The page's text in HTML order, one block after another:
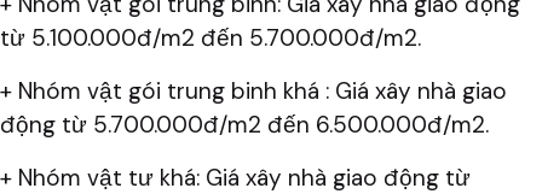
từ 5.100.000đ/m2 đến 5.700.000đ/m2.
+ Nhóm vật gói trung binh khá : Giá xây nhà giao
động từ 5.700.000đ/m2 đến 6.500.000đ/m2.
+ Nhóm vật tư khá: Giá xây nhà giao động từ